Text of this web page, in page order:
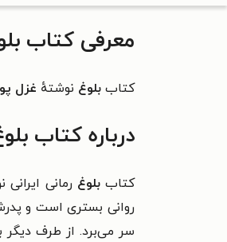
معرفی کتاب
کتاب بلوغ نوشتهٔ غزل
درباره کتاب
کتاببلوغ رمانی ایرانی
روانی بستری است و
سر می‌برد. از طرف